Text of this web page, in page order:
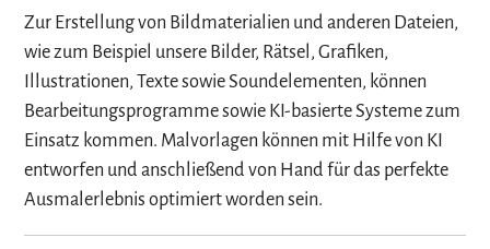
Zur Erstellung von Bildmaterialien und anderen Dateien,
wie zum Beispiel unsere Bilder, Rätsel, Grafiken,
Illustrationen, Texte sowie Soundelementen, können
Bearbeitungsprogramme sowie KI-basierte Systeme zum
Einsatz kommen. Malvorlagen können mit Hilfe von KI
entworfen und anschließend von Hand für das perfekte
Ausmalerlebnis optimiert worden sein.